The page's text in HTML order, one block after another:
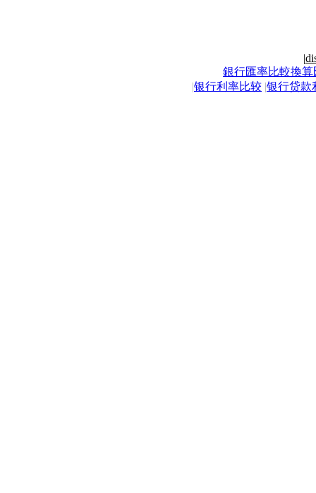
|
銀行匯率比較換算
|银行利率比较 |银行贷款